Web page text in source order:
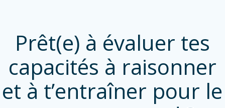
Prêt(e) à évaluer tes
capacités à raisonner
et à t’entraîner pour le